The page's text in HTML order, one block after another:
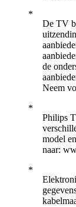
De TV
de
Neem
Philips
model
naar: